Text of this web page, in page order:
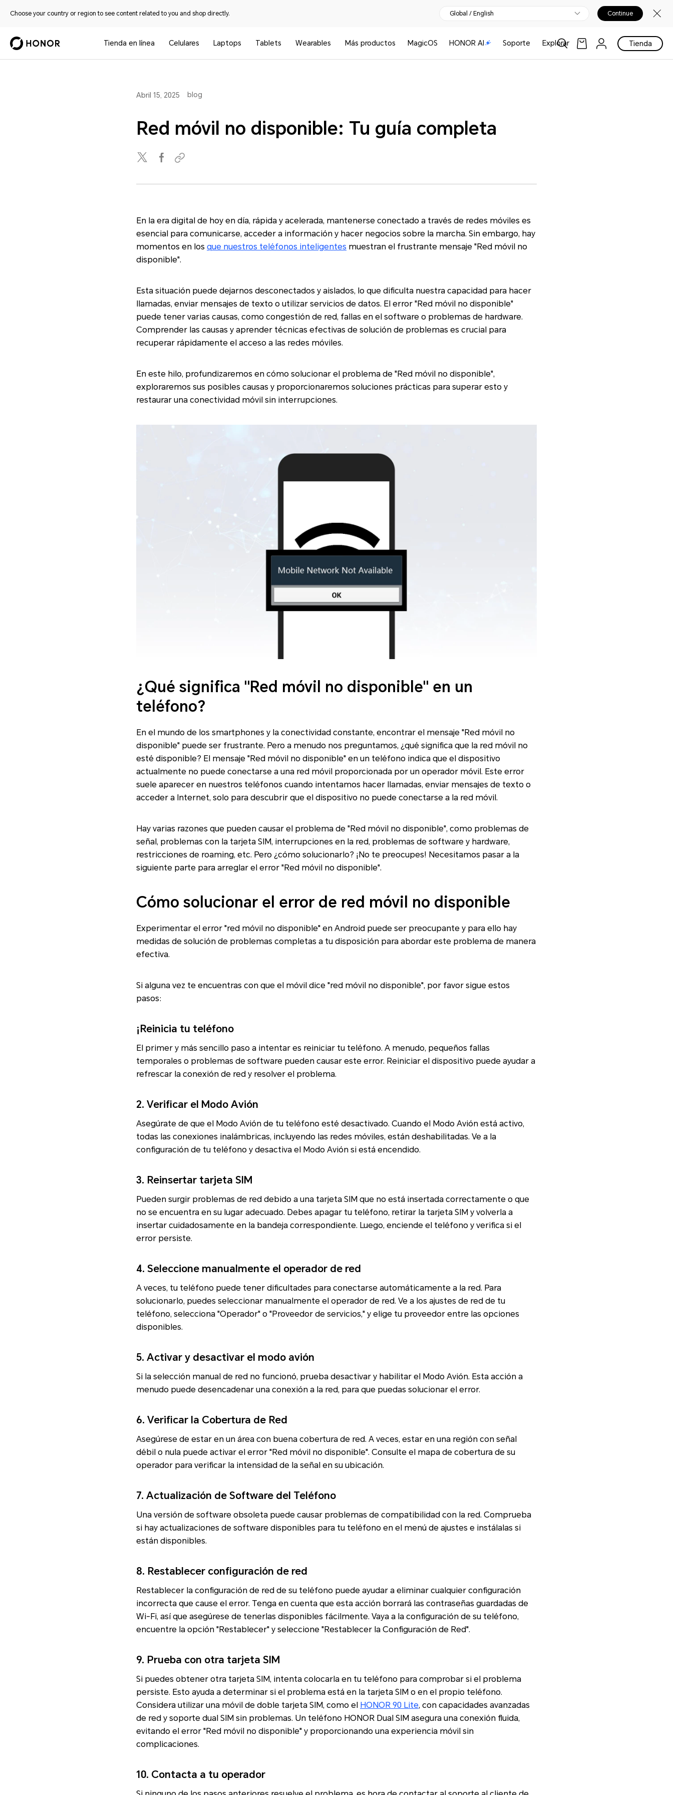
Choose your country or region to see content related to you and shop directly. Global / English Continue
Tienda en línea Celulares Laptops Tablets Wearables Más productos MagicOS HONOR AI Soporte Explorar Tienda
Abril 15, 2025 blog
Red móvil no disponible: Tu guía completa
En la era digital de hoy en día, rápida y acelerada, mantenerse conectado a través de redes móviles es
esencial para comunicarse, acceder a información y hacer negocios sobre la marcha. Sin embargo, hay
momentos en los que nuestros teléfonos inteligentes muestran el frustrante mensaje "Red móvil no
disponible".
Esta situación puede dejarnos desconectados y aislados, lo que dificulta nuestra capacidad para hacer
llamadas, enviar mensajes de texto o utilizar servicios de datos. El error "Red móvil no disponible"
puede tener varias causas, como congestión de red, fallas en el software o problemas de hardware.
Comprender las causas y aprender técnicas efectivas de solución de problemas es crucial para
recuperar rápidamente el acceso a las redes móviles.
En este hilo, profundizaremos en cómo solucionar el problema de "Red móvil no disponible",
exploraremos sus posibles causas y proporcionaremos soluciones prácticas para superar esto y
restaurar una conectividad móvil sin interrupciones.
¿Qué significa "Red móvil no disponible" en un
teléfono?
En el mundo de los smartphones y la conectividad constante, encontrar el mensaje "Red móvil no
disponible" puede ser frustrante. Pero a menudo nos preguntamos, ¿qué significa que la red móvil no
esté disponible? El mensaje "Red móvil no disponible" en un teléfono indica que el dispositivo
actualmente no puede conectarse a una red móvil proporcionada por un operador móvil. Este error
suele aparecer en nuestros teléfonos cuando intentamos hacer llamadas, enviar mensajes de texto o
acceder a Internet, solo para descubrir que el dispositivo no puede conectarse a la red móvil.
Hay varias razones que pueden causar el problema de "Red móvil no disponible", como problemas de
señal, problemas con la tarjeta SIM, interrupciones en la red, problemas de software y hardware,
restricciones de roaming, etc. Pero ¿cómo solucionarlo? ¡No te preocupes! Necesitamos pasar a la
siguiente parte para arreglar el error "Red móvil no disponible".
Cómo solucionar el error de red móvil no disponible
Experimentar el error "red móvil no disponible" en Android puede ser preocupante y para ello hay
medidas de solución de problemas completas a tu disposición para abordar este problema de manera
efectiva.
Si alguna vez te encuentras con que el móvil dice "red móvil no disponible", por favor sigue estos
pasos:
¡Reinicia tu teléfono
El primer y más sencillo paso a intentar es reiniciar tu teléfono. A menudo, pequeños fallas
temporales o problemas de software pueden causar este error. Reiniciar el dispositivo puede ayudar a
refrescar la conexión de red y resolver el problema.
2. Verificar el Modo Avión
Asegúrate de que el Modo Avión de tu teléfono esté desactivado. Cuando el Modo Avión está activo,
todas las conexiones inalámbricas, incluyendo las redes móviles, están deshabilitadas. Ve a la
configuración de tu teléfono y desactiva el Modo Avión si está encendido.
3. Reinsertar tarjeta SIM
Pueden surgir problemas de red debido a una tarjeta SIM que no está insertada correctamente o que
no se encuentra en su lugar adecuado. Debes apagar tu teléfono, retirar la tarjeta SIM y volverla a
insertar cuidadosamente en la bandeja correspondiente. Luego, enciende el teléfono y verifica si el
error persiste.
4. Seleccione manualmente el operador de red
A veces, tu teléfono puede tener dificultades para conectarse automáticamente a la red. Para
solucionarlo, puedes seleccionar manualmente el operador de red. Ve a los ajustes de red de tu
teléfono, selecciona "Operador" o "Proveedor de servicios," y elige tu proveedor entre las opciones
disponibles.
5. Activar y desactivar el modo avión
Si la selección manual de red no funcionó, prueba desactivar y habilitar el Modo Avión. Esta acción a
menudo puede desencadenar una conexión a la red, para que puedas solucionar el error.
6. Verificar la Cobertura de Red
Asegúrese de estar en un área con buena cobertura de red. A veces, estar en una región con señal
débil o nula puede activar el error "Red móvil no disponible". Consulte el mapa de cobertura de su
operador para verificar la intensidad de la señal en su ubicación.
7. Actualización de Software del Teléfono
Una versión de software obsoleta puede causar problemas de compatibilidad con la red. Comprueba
si hay actualizaciones de software disponibles para tu teléfono en el menú de ajustes e instálalas si
están disponibles.
8. Restablecer configuración de red
Restablecer la configuración de red de su teléfono puede ayudar a eliminar cualquier configuración
incorrecta que cause el error. Tenga en cuenta que esta acción borrará las contraseñas guardadas de
Wi-Fi, así que asegúrese de tenerlas disponibles fácilmente. Vaya a la configuración de su teléfono,
encuentre la opción "Restablecer" y seleccione "Restablecer la Configuración de Red".
9. Prueba con otra tarjeta SIM
Si puedes obtener otra tarjeta SIM, intenta colocarla en tu teléfono para comprobar si el problema
persiste. Esto ayuda a determinar si el problema está en la tarjeta SIM o en el propio teléfono.
Considera utilizar una móvil de doble tarjeta SIM, como el HONOR 90 Lite, con capacidades avanzadas
de red y soporte dual SIM sin problemas. Un teléfono HONOR Dual SIM asegura una conexión fluida,
evitando el error "Red móvil no disponible" y proporcionando una experiencia móvil sin
complicaciones.
10. Contacta a tu operador